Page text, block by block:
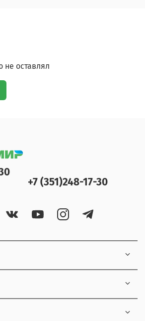
не оставлял
+7 (351)248-17-30